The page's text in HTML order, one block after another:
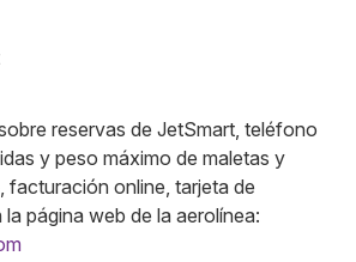
reservas de JetSmart, teléfono
y peso máximo de maletas y
facturación online, tarjeta de
página web de la aerolínea: